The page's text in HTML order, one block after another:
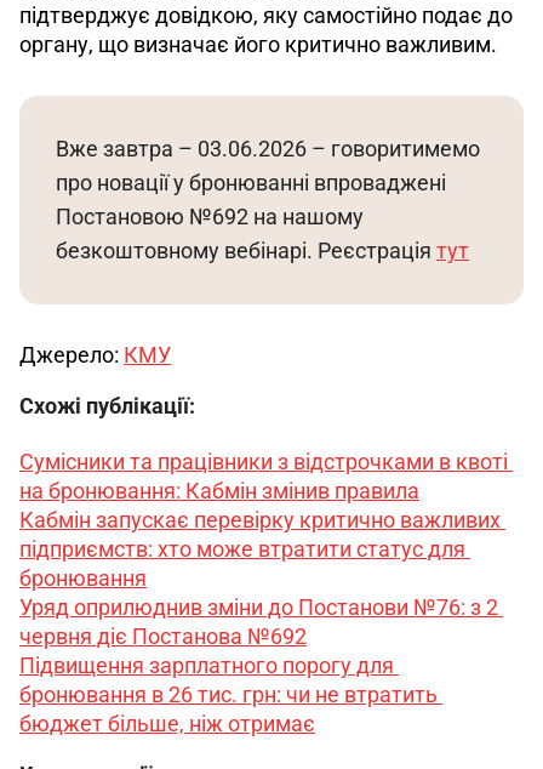
підтверджує довідкою, яку самостійно подає до
органу, що визначає його критично важливим.
Вже завтра – 03.06.2026 – говоритимемо
про новації у бронюванні впроваджені
Постановою №692 на нашому
безкоштовному вебінарі. Реєстрація тут
Джерело: КМУ
Схожі публікації:
Сумісники та працівники з відстрочками в квоті
на бронювання: Кабмін змінив правила
Кабмін запускає перевірку критично важливих
підприємств: хто може втратити статус для
бронювання
Уряд оприлюднив зміни до Постанови №76: з 2
червня діє Постанова №692
Підвищення зарплатного порогу для
бронювання в 26 тис. грн: чи не втратить
бюджет більше, ніж отримає